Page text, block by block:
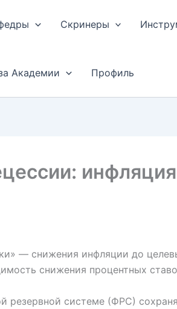
Скринеры
Академии Профиль
— снижения инфляции до
снижения процентных
системе (ФРС)